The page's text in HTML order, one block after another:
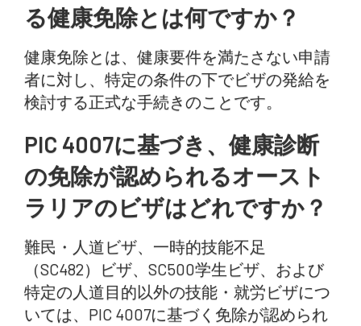
る健康免除とは何ですか？
健康免除とは、健康要件を満たさない申請
者に対し、特定の条件の下でビザの発給を
検討する正式な手続きのことです。
PIC 4007に基づき、健康診断
の免除が認められるオースト
ラリアのビザはどれですか？
難民・人道ビザ、一時的技能不足
（SC482）ビザ、SC500学生ビザ、および
特定の人道目的以外の技能・就労ビザにつ
いては、PIC 4007に基づく免除が認められ